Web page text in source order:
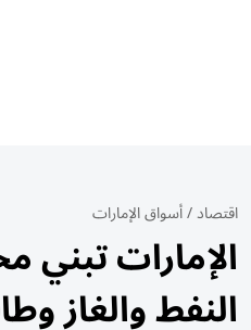
اقتصاد/أسواق الإمارات
الإمارات
النفط والغاز